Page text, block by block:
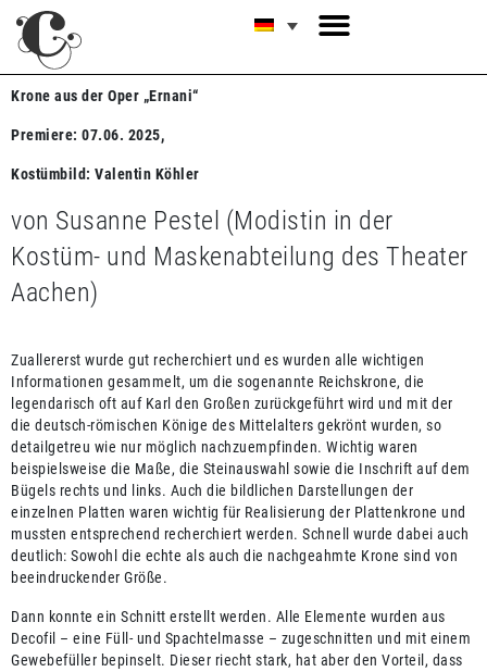
Krone aus der Oper „Ernani“
Premiere: 07.06. 2025,
Kostümbild: Valentin Köhler
von Susanne Pestel (Modistin in der
Kostüm- und Maskenabteilung des Theater
Aachen)
Zuallererst wurde gut recherchiert und es wurden alle wichtigen
Informationen gesammelt, um die sogenannte Reichskrone, die
legendarisch oft auf Karl den Großen zurückgeführt wird und mit der
die deutsch-römischen Könige des Mittelalters gekrönt wurden, so
detailgetreu wie nur möglich nachzuempfinden. Wichtig waren
beispielsweise die Maße, die Steinauswahl sowie die Inschrift auf dem
Bügels rechts und links. Auch die bildlichen Darstellungen der
einzelnen Platten waren wichtig für Realisierung der Plattenkrone und
mussten entsprechend recherchiert werden. Schnell wurde dabei auch
deutlich: Sowohl die echte als auch die nachgeahmte Krone sind von
beeindruckender Größe.
Dann konnte ein Schnitt erstellt werden. Alle Elemente wurden aus
Decofil – eine Füll- und Spachtelmasse – zugeschnitten und mit einem
Gewebefüller bepinselt. Dieser riecht stark, hat aber den Vorteil, dass